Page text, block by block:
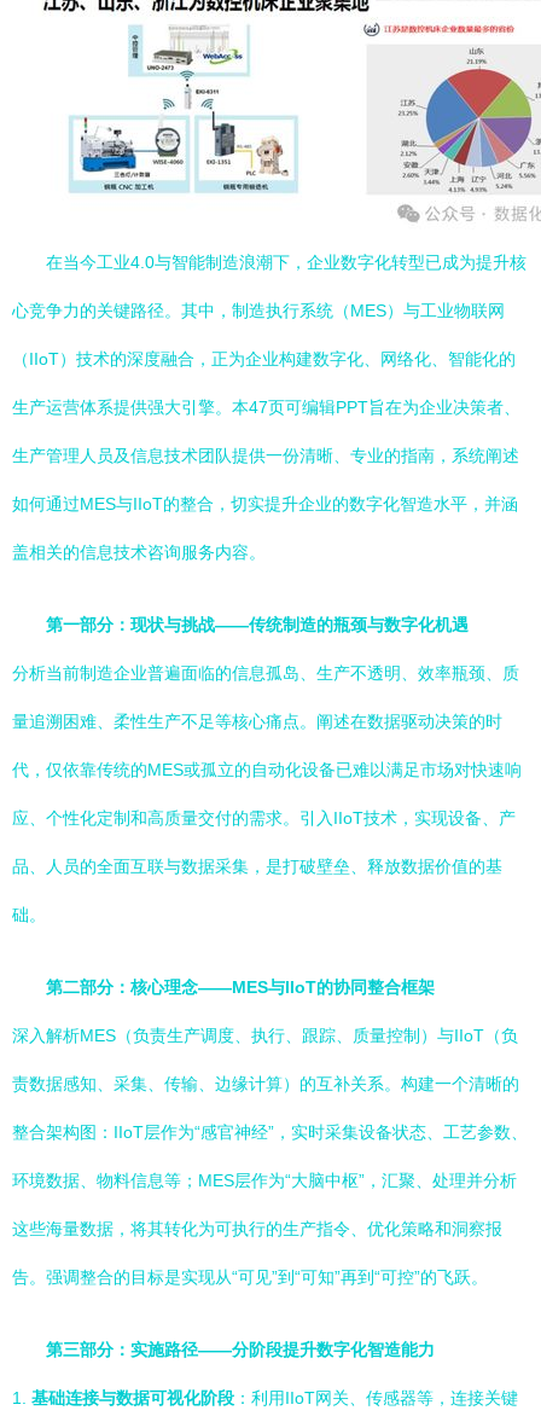
在当今工业4.0与智能制造浪潮下，企业数字化转型已成为提升核
心竞争力的关键路径。其中，制造执行系统（MES）与工业物联网
（IIoT）技术的深度融合，正为企业构建数字化、网络化、智能化的
生产运营体系提供强大引擎。本47页可编辑PPT旨在为企业决策者、
生产管理人员及信息技术团队提供一份清晰、专业的指南，系统阐述
如何通过MES与IIoT的整合，切实提升企业的数字化智造水平，并涵
盖相关的信息技术咨询服务内容。
第一部分：现状与挑战——传统制造的瓶颈与数字化机遇
分析当前制造企业普遍面临的信息孤岛、生产不透明、效率瓶颈、质
量追溯困难、柔性生产不足等核心痛点。阐述在数据驱动决策的时
代，仅依靠传统的MES或孤立的自动化设备已难以满足市场对快速响
应、个性化定制和高质量交付的需求。引入IIoT技术，实现设备、产
品、人员的全面互联与数据采集，是打破壁垒、释放数据价值的基
础。
第二部分：核心理念——MES与IIoT的协同整合框架
深入解析MES（负责生产调度、执行、跟踪、质量控制）与IIoT（负
责数据感知、采集、传输、边缘计算）的互补关系。构建一个清晰的
整合架构图：IIoT层作为“感官神经”，实时采集设备状态、工艺参数、
环境数据、物料信息等；MES层作为“大脑中枢”，汇聚、处理并分析
这些海量数据，将其转化为可执行的生产指令、优化策略和洞察报
告。强调整合的目标是实现从“可见”到“可知”再到“可控”的飞跃。
第三部分：实施路径——分阶段提升数字化智造能力
1. 基础连接与数据可视化阶段 ：利用IIoT网关、传感器等，连接关键